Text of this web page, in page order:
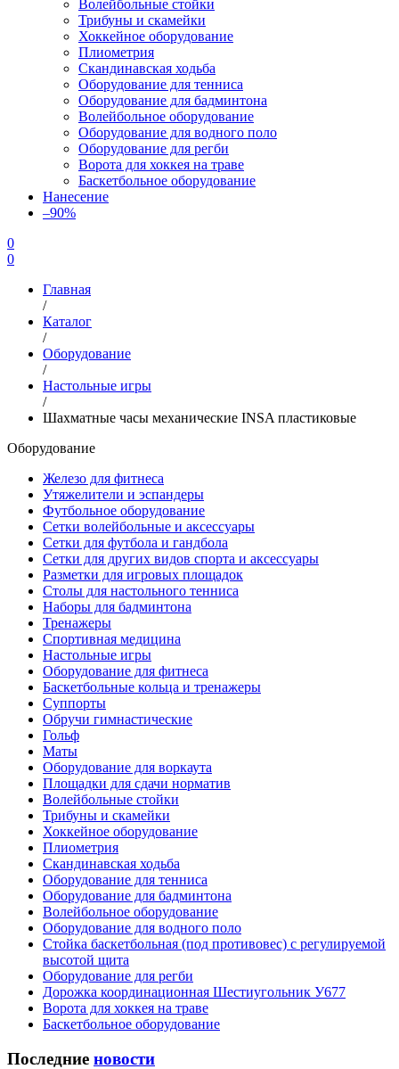
Волейбольные стойки
Трибуны и скамейки
Хоккейное оборудование
Плиометрия
Скандинавская ходьба
Оборудование для тенниса
Оборудование для бадминтона
Волейбольное оборудование
Оборудование для водного поло
Оборудование для регби
Ворота для хоккея на траве
Баскетбольное оборудование
Нанесение
–90%
0
0
Главная
/
Каталог
/
Оборудование
/
Настольные игры
/
Шахматные часы механические INSA пластиковые
Оборудование
Железо для фитнеса
Утяжелители и эспандеры
Футбольное оборудование
Сетки волейбольные и аксессуары
Сетки для футбола и гандбола
Сетки для других видов спорта и аксессуары
Разметки для игровых площадок
Столы для настольного тенниса
Наборы для бадминтона
Тренажеры
Спортивная медицина
Настольные игры
Оборудование для фитнеса
Баскетбольные кольца и тренажеры
Суппорты
Обручи гимнастические
Гольф
Маты
Оборудование для воркаута
Площадки для сдачи норматив
Волейбольные стойки
Трибуны и скамейки
Хоккейное оборудование
Плиометрия
Скандинавская ходьба
Оборудование для тенниса
Оборудование для бадминтона
Волейбольное оборудование
Оборудование для водного поло
Стойка баскетбольная (под противовес) с регулируемой
высотой щита
Оборудование для регби
Дорожка координационная Шестиугольник У677
Ворота для хоккея на траве
Баскетбольное оборудование
Последние новости